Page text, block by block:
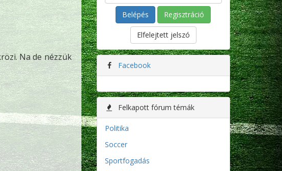
Na de nézzük
Regisztráció
Elfelejtett jelszó
Facebook
Felkapott fórum témák
Politika
Soccer
Sportfogadás